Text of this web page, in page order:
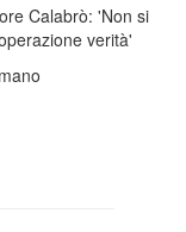
Calabrò: 'Non si
verità'